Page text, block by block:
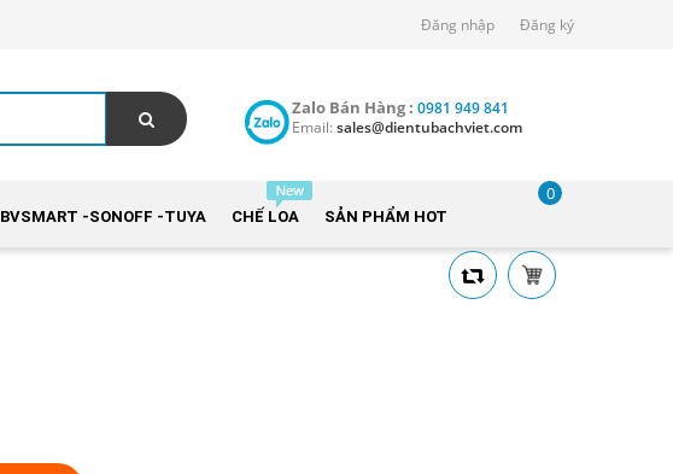
Đăng nhập Đăng ký
Zalo Bán Hàng : 0981 949 841
Email: sales@dientubachviet.com
BVSMART -SONOFF -TUYA CHẾ LOA SẢN PHẨM HOT
0